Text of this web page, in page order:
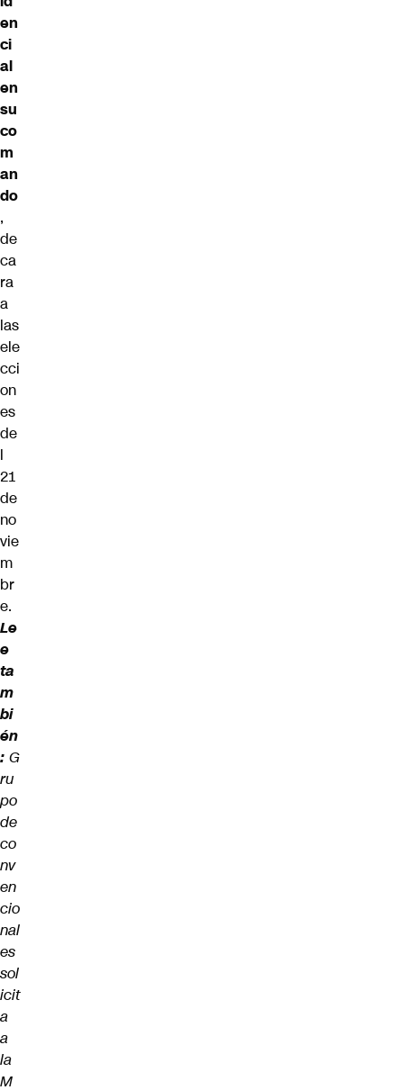
en
ci
al
en
su
co
m
an
do
,
de
ca
ra
a
las
ele
cci
on
es
de
l
21
de
no
vie
m
br
e.
Le
e
ta
m
bi
én
: G
ru
po
de
co
nv
en
cio
nal
es
sol
icit
a
a
la
M